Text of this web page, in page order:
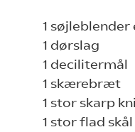
1
1 dørslag
1 decilitermål
1 skærebræt
1 stor skarp
1 stor flad skål